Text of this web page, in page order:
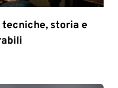
storia e